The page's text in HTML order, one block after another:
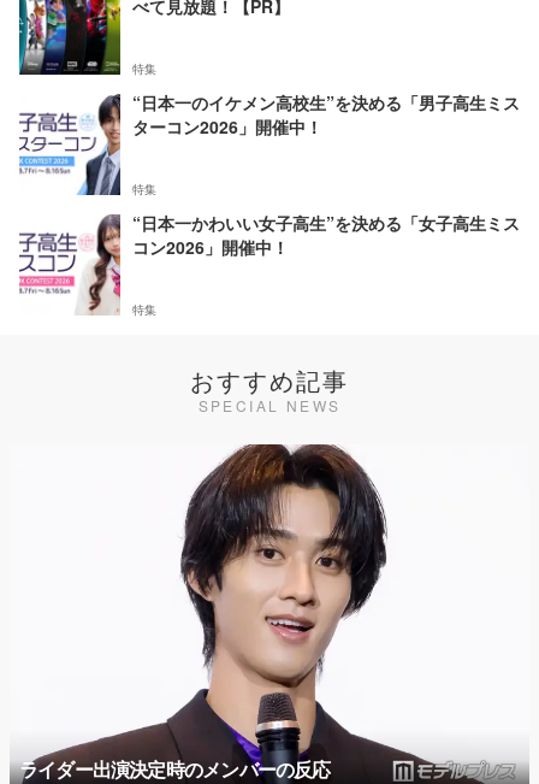
べて見放題！【PR】
特集
“日本一のイケメン高校生”を決める「男子高生ミス
ターコン2026」開催中！
特集
“日本一かわいい女子高生”を決める「女子高生ミス
コン2026」開催中！
特集
おすすめ記事
SPECIAL NEWS
ライダー出演決定時のメンバーの反応